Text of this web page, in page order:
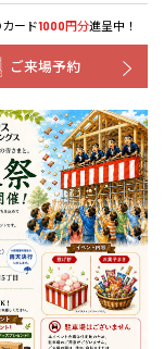
ード1000円分進呈中！
ご来場予約